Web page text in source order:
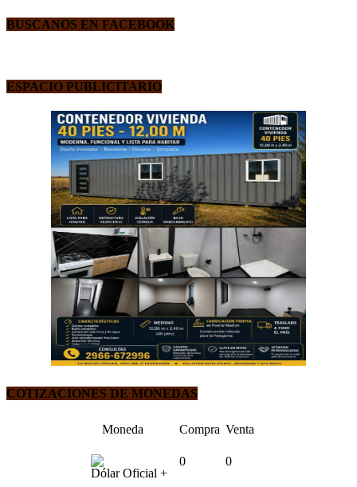
BUSCANOS EN FACEBOOK
ESPACIO PUBLICITARIO
COTIZACIONES DE MONEDAS
Moneda Compra Venta
Dólar Oficial +
0 0